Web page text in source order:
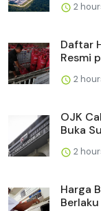
2
Daftar
Resmi
2
OJK
Buka
2
Harga